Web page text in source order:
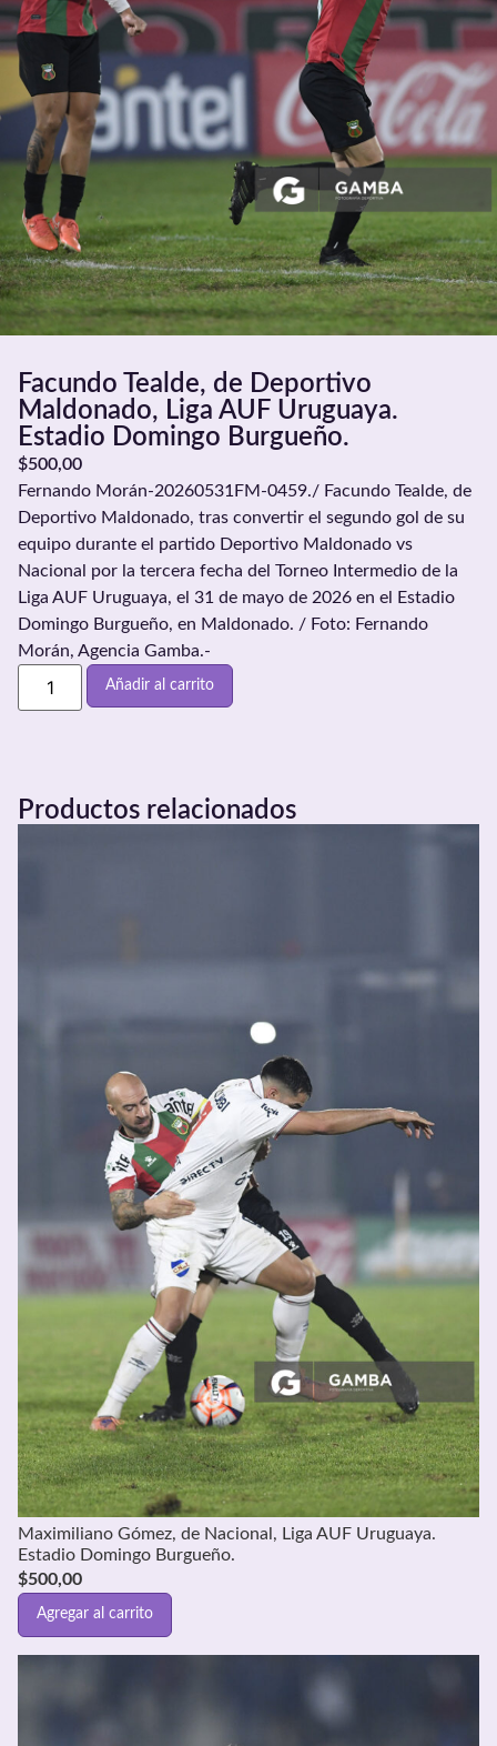
Facundo Tealde, de Deportivo
Maldonado, Liga AUF Uruguaya.
Estadio Domingo Burgueño.
$500,00
Fernando Morán-20260531FM-0459./ Facundo Tealde, de
Deportivo Maldonado, tras convertir el segundo gol de su
equipo durante el partido Deportivo Maldonado vs
Nacional por la tercera fecha del Torneo Intermedio de la
Liga AUF Uruguaya, el 31 de mayo de 2026 en el Estadio
Domingo Burgueño, en Maldonado. / Foto: Fernando
Morán, Agencia Gamba.-
Añadir al carrito
Productos relacionados
Maximiliano Gómez, de Nacional, Liga AUF Uruguaya.
Estadio Domingo Burgueño.
$500,00
Agregar al carrito